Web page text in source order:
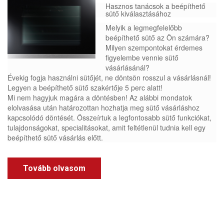
Hasznos tanácsok a beépíthető
sütő kiválasztásához
Melyik a legmegfelelőbb
beépíthető sütő az Ön számára?
Milyen szempontokat érdemes
figyelembe vennie sütő
vásárlásánál?
Évekig fogja használni sütőjét, ne döntsön rosszul a vásárlásnál!
Legyen a beépíthető sütő szakértője 5 perc alatt!
Mi nem hagyjuk magára a döntésben! Az alábbi mondatok
elolvasása után határozottan hozhatja meg sütő vásárláshoz
kapcsolódó döntését. Összeírtuk a legfontosabb sütő funkciókat,
tulajdonságokat, specialitásokat, amit feltétlenül tudnia kell egy
beépíthető sütő vásárlás előtt.
Tovább olvasom